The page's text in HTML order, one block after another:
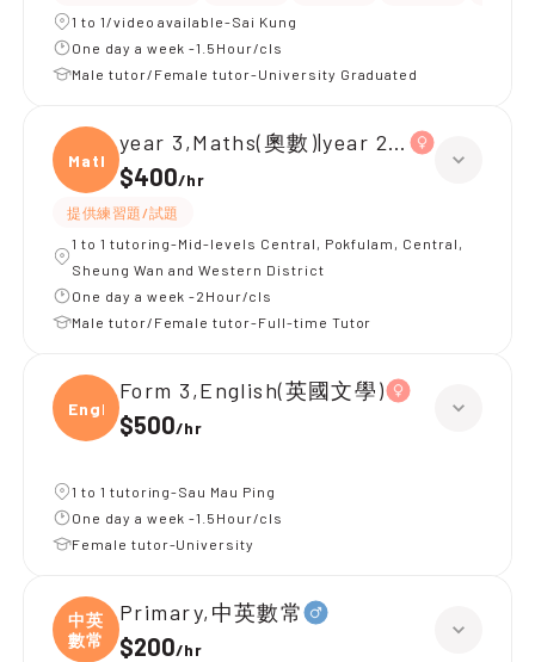
1 to 1/video available-Sai Kung
One day a week -1.5Hour/cls
Male tutor/Female tutor-University Graduated
Maths
year 3,Maths(奧數)|year 2,Maths(奧數)
$400/hr
提供練習題/試題
1 to 1 tutoring-Mid-levels Central, Pokfulam, Central,
Sheung Wan and Western District
One day a week -2Hour/cls
Male tutor/Female tutor-Full-time Tutor
Engli
Form 3,English(英國文學)
$500/hr
1 to 1 tutoring-Sau Mau Ping
One day a week -1.5Hour/cls
Female tutor-University
中英
數常
Primary,中英數常
$200/hr